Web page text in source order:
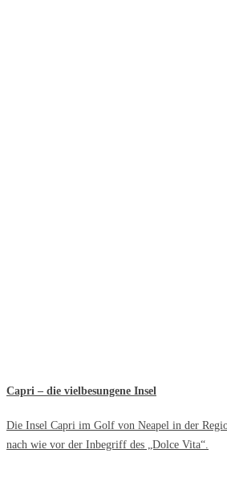
Capri – die vielbesungene Insel
Die Insel Capri im Golf von Neapel in der
nach wie vor der Inbegriff des „Dolce Vita“.